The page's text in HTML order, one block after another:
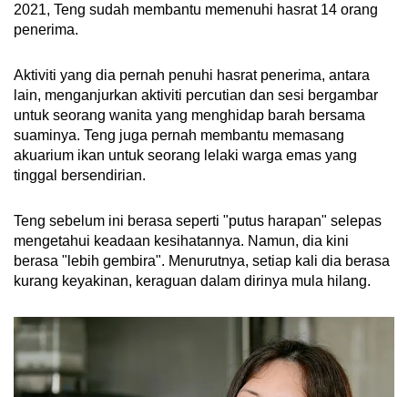
2021, Teng sudah membantu memenuhi hasrat 14 orang
penerima.
Aktiviti yang dia pernah penuhi hasrat penerima, antara
lain, menganjurkan aktiviti percutian dan sesi bergambar
untuk seorang wanita yang menghidap barah bersama
suaminya. Teng juga pernah membantu memasang
akuarium ikan untuk seorang lelaki warga emas yang
tinggal bersendirian.
Teng sebelum ini berasa seperti "putus harapan" selepas
mengetahui keadaan kesihatannya. Namun, dia kini
berasa "lebih gembira". Menurutnya, setiap kali dia berasa
kurang keyakinan, keraguan dalam dirinya mula hilang.